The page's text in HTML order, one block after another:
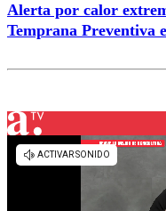
Alerta por calor
Temprana Preventiva